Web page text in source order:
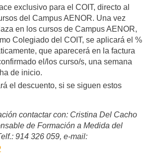
exclusivo para el COIT, directo al
del Campus AENOR. Una vez
en los cursos de Campus AENOR,
Colegiado del COIT, se aplicará el %
que aparecerá en la factura
el/los curso/s, una semana
de inicio.
el descuento, si se siguen estos
contactar con: Cristina Del Cacho
de Formación a Medida del
914 326 059, e-mail: